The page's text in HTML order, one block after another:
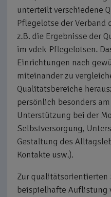
unterteilt verschiedene
Pflegelotse der Verband
z.B. die Ergebnisse der
im vdek-Pflegelotsen.
Einrichtungen nach
miteinander zu
Qualitätsbereiche
persönlich besonders
Unterstützung bei der
Selbstversorgung,
Gestaltung des
Kontakte usw.).
Zur qualitätsorientierten
beispielhafte Auflistung